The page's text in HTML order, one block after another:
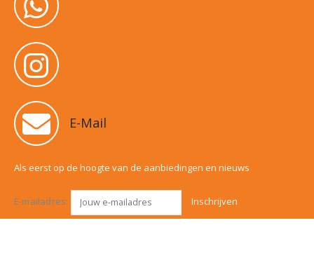
E-Mail
Als eerst op de hoogte van de aanbiedingen en nieuws
E-mailadres: